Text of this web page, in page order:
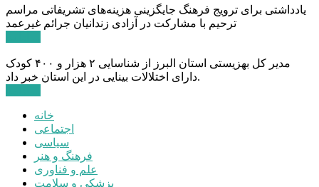
یادداشتی برای ترویج فرهنگ جایگزینی هزینه‌های تشریفاتی مراسم
ترحیم با مشارکت در آزادی زندانیان جرائم غیرعمد
مدیر کل بهزیستی استان البرز از شناسایی ۲ هزار و ۴۰۰ کودک
دارای اختلالات بینایی در این استان خبر داد.
خانه
اجتماعی
سیاسی
فرهنگ و هنر
علم و فناوری
پزشکی و سلامت